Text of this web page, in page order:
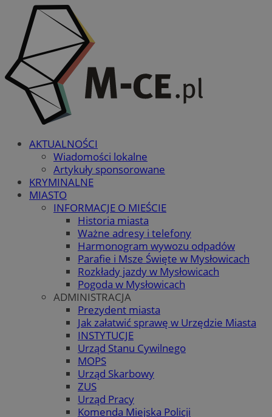
AKTUALNOŚCI
Wiadomości lokalne
Artykuły sponsorowane
KRYMINALNE
MIASTO
INFORMACJE O MIEŚCIE
Historia miasta
Ważne adresy i telefony
Harmonogram wywozu odpadów
Parafie i Msze Święte w Mysłowicach
Rozkłady jazdy w Mysłowicach
Pogoda w Mysłowicach
ADMINISTRACJA
Prezydent miasta
Jak załatwić sprawę w Urzędzie Miasta
INSTYTUCJE
Urząd Stanu Cywilnego
MOPS
Urząd Skarbowy
ZUS
Urząd Pracy
Komenda Miejska Policji